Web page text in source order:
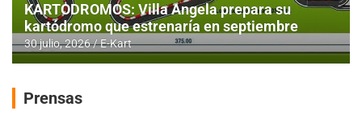
KARTODROMOS: Villa Angela prepara su
kartódromo que estrenaría en septiembre
30 julio, 2026 E-Kart
Prensas